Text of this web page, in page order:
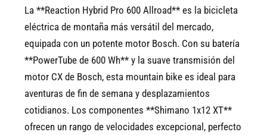
La **Reaction Hybrid Pro 600 Allroad** es la bicicleta
eléctrica de montaña más versátil del mercado,
equipada con un potente motor Bosch. Con su batería
**PowerTube de 600 Wh** y la suave transmisión del
motor CX de Bosch, esta mountain bike es ideal para
aventuras de fin de semana y desplazamientos
cotidianos. Los componentes **Shimano 1x12 XT**
ofrecen un rango de velocidades excepcional, perfecto